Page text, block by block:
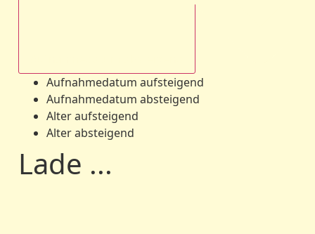
Aufnahmedatum aufsteigend
Aufnahmedatum absteigend
Alter aufsteigend
Alter absteigend
Lade ...